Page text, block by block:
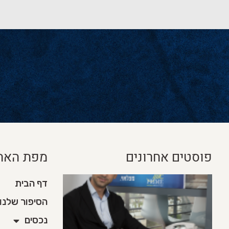
פוסטים אחרונים מפת
דף הבית
הסיפור שלנו
נכסים